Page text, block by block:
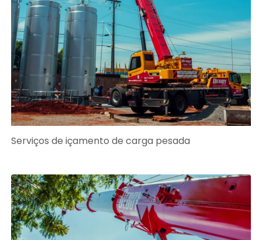
Serviços de içamento de carga pesada